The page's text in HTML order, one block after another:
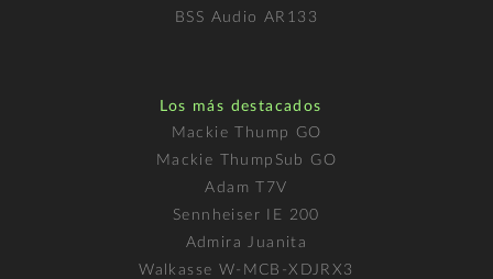
BSS Audio AR133
Los más destacados
Mackie Thump GO
Mackie ThumpSub GO
Adam T7V
Sennheiser IE 200
Admira Juanita
Walkasse W-MCB-XDJRX3